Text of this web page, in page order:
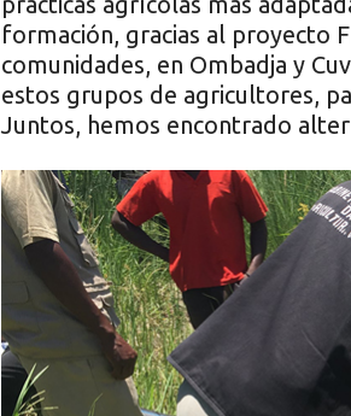
formación, gracias al proyecto
comunidades, en Ombadja y
estos grupos de agricultores,
Juntos, hemos encontrado